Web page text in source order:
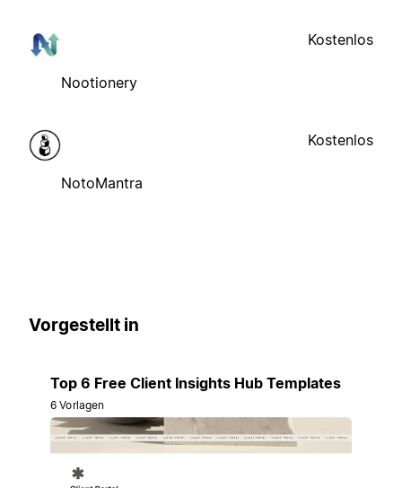
Nootionery
Kostenlos
NotoMantra
Kostenlos
Vorgestellt in
Top 6 Free Client Insights Hub Templates
6 Vorlagen